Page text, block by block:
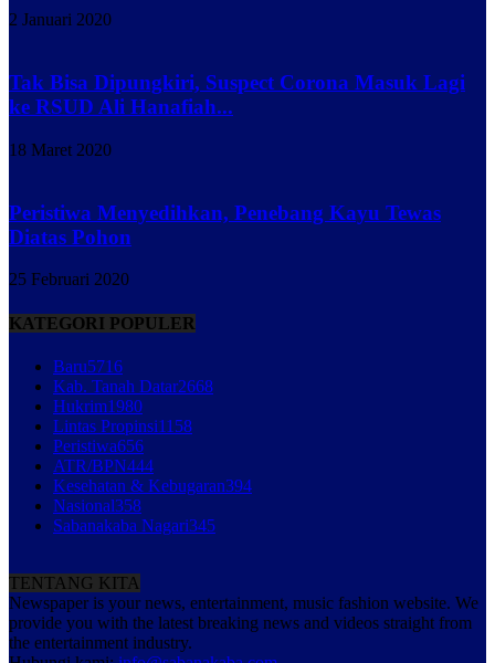
2 Januari 2020
Tak Bisa Dipungkiri, Suspect Corona Masuk Lagi
ke RSUD Ali Hanafiah...
18 Maret 2020
Peristiwa Menyedihkan, Penebang Kayu Tewas
Diatas Pohon
25 Februari 2020
KATEGORI POPULER
Baru5716
Kab. Tanah Datar2668
Hukrim1980
Lintas Propinsi1158
Peristiwa656
ATR/BPN444
Kesehatan & Kebugaran394
Nasional358
Sabanakaba Nagari345
TENTANG KITA
Newspaper is your news, entertainment, music fashion website. We
provide you with the latest breaking news and videos straight from
the entertainment industry.